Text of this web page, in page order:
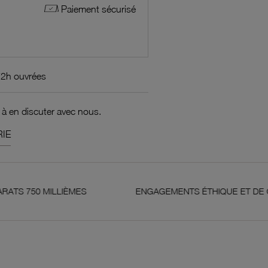
Paiement sécurisé
ouvrées
en discuter avec nous.
ENGAGEMENTS ÉTHIQUE ET DE QUALITÉ